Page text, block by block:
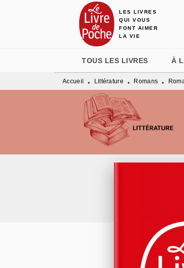
MENU RECHERCHE
LES LIVRES
QUI VOUS
FONT AIMER
LA VIE
TOUS LES LIVRES À
Accueil • Littérature • Romans •